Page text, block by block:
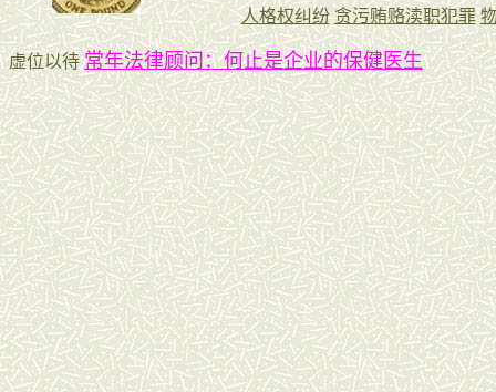
虚位以待常年法律顾问：何止是企业的保健医生